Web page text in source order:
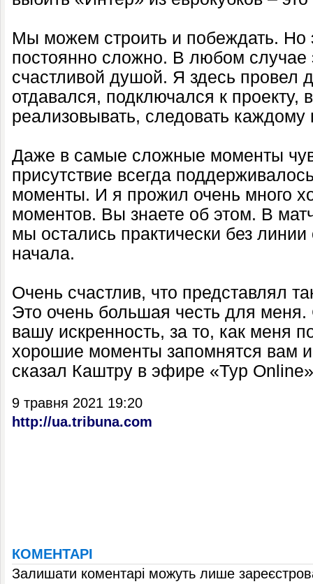
Мы можем строить и побеждать. Но
постоянно сложно. В любом случае
счастливой душой. Я здесь провел
отдавался, подключался к проекту,
реализовывать, следовать каждому
Даже в самые сложные моменты
присутствие всегда
моменты. И я прожил очень много
моментов. Вы знаете об этом. В
мы остались практически без
начала.
Очень счастлив, что представлял
Это очень большая честь для
вашу искренность, за то, как меня
хорошие моменты запомнятся вам
сказал Каштру в эфире «Тур
9 травня 2021 19:20
http://ua.tribuna.com
КОМЕНТАРІ
Залишати коментарі можуть лише